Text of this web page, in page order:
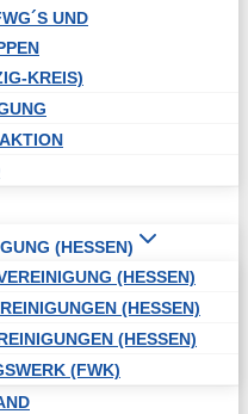
UND
KREIS)
(HESSEN)
(HESSEN)
(HESSEN)
(HESSEN)
(FWK)